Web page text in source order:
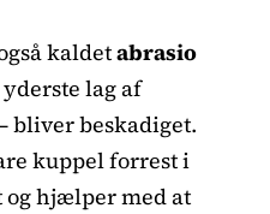
kaldetabrasio
lag af
bliver beskadiget.
kuppel forrest i
og hjælper med at